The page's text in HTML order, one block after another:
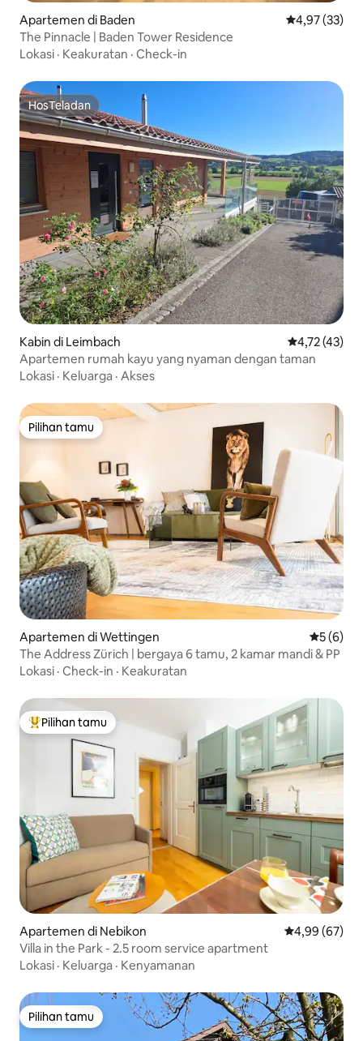
Apartemen di Baden Nilai rata-rata
4,97 (33)
The Pinnacle | Baden Tower Residence
Lokasi · Keakuratan · Check-in
HosTeladan
HosTeladan
Kabin di Leimbach Nilai rata-
4,72 (43)
Apartemen rumah kayu yang nyaman dengan taman
Lokasi · Keluarga · Akses
Pilihan tamu
Pilihan tamu
Apartemen di Wettingen Nilai
5 (6)
The Address Zürich | bergaya 6 tamu, 2 kamar mandi & PP
Lokasi · Check-in · Keakuratan
Pilihan tamu terpopuler
Pilihan tamu
Apartemen di Nebikon Nilai rata-rata
4,99 (67)
Villa in the Park - 2.5 room service apartment
Lokasi · Keluarga · Kenyamanan
Pilihan tamu
Pilihan tamu